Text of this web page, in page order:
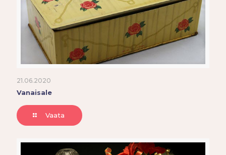
21.06.2020
Vanaisale
Vaata